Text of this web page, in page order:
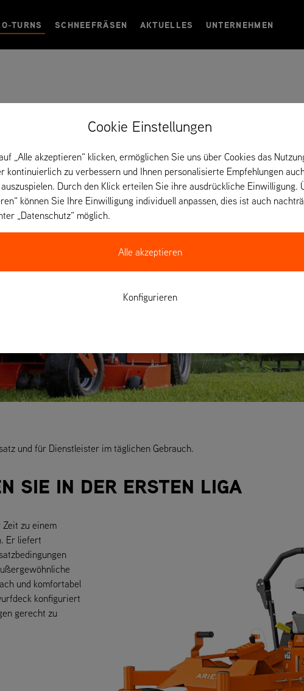
TURNS SCHNEEFRÄSEN AKTUELLES UNTERNEHMEN
und für Dienstleister im täglichen Gebrauch.
SIE IN DER ERSTEN LIGA
zu einem
Er liefert
und komfortabel
konfiguriert
gerecht zu
Cookie Einstellungen
„Alle akzeptieren“ klicken, ermöglichen Sie uns über Cookies das
kontinuierlich zu verbessern und Ihnen personalisierte Empfehlungen
Durch den Klick erteilen Sie ihre ausdrückliche Einwilligung.
können Sie Ihre Einwilligung individuell anpassen, dies ist auch
„Datenschutz“ möglich.
Alle akzeptieren
Konfigurieren